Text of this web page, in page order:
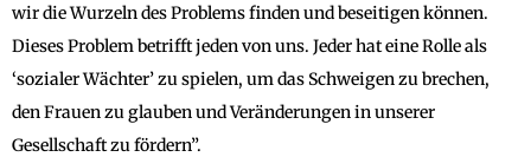
wir die Wurzeln des Problems finden und beseitigen können.
Dieses Problem betrifft jeden von uns. Jeder hat eine Rolle als
‘sozialer Wächter’ zu spielen, um das Schweigen zu brechen,
den Frauen zu glauben und Veränderungen in unserer
Gesellschaft zu fördern”.